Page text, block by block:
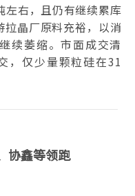
左右，且仍有继续累库
晶厂原料充裕，以消
续萎缩。市面成交清
，仅少量颗粒硅在31
协鑫等领跑